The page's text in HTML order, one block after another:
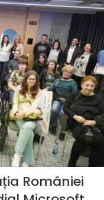
României